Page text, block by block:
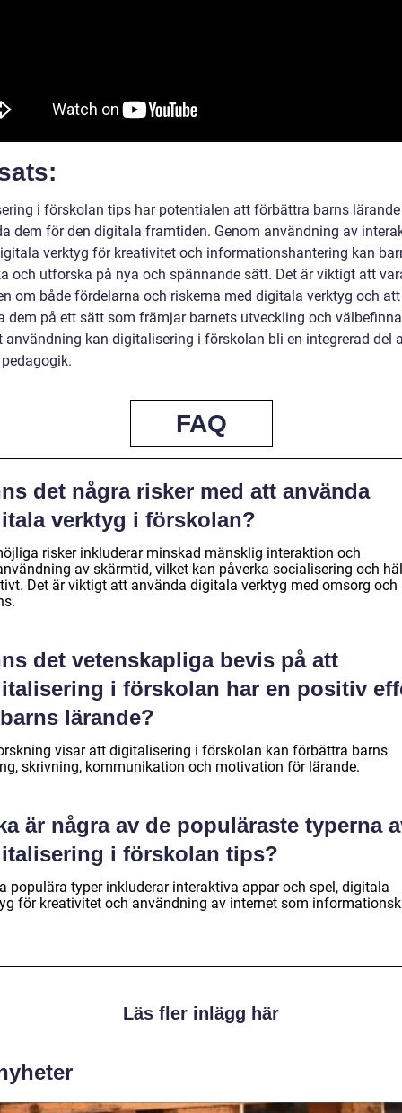
i förskolan tips har potentialen att förbättra barns
dem för den digitala framtiden. Genom användning av
verktyg för kreativitet och informationshantering kan
och utforska på nya och spännande sätt. Det är viktigt att
om både fördelarna och riskerna med digitala verktyg och att
dem på ett sätt som främjar barnets utveckling och
användning kan digitalisering i förskolan bli en integrerad del
FAQ
det några risker med att använda
verktyg i förskolan?
risker inkluderar minskad mänsklig interaktion och
av skärmtid, vilket kan påverka socialisering och
Det är viktigt att använda digitala verktyg med omsorg och
det vetenskapliga bevis på att
i förskolan har en positiv
lärande?
visar att digitalisering i förskolan kan förbättra barns
skrivning, kommunikation och motivation för lärande.
är några av de populäraste typerna
i förskolan tips?
populära typer inkluderar interaktiva appar och spel, digitala
för kreativitet och användning av internet som
Läs fler inlägg här